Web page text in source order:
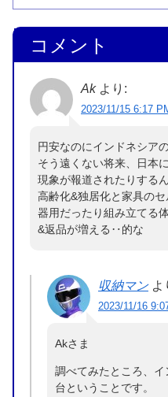
コメント
Ak より:
2023/11/15 6:17
円安なのにインドネシア
そう遠くない将来、日本
現象が報道されたりする
高齢化&独居化と家具の
器用だったり組み立てる
&返品が増える‥的な
収納マン よ
2023/11/16
Akさま
調べてみたところ、
台ということです。